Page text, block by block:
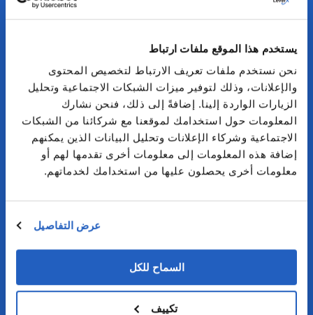
يستخدم هذا الموقع ملفات ارتباط
نحن نستخدم ملفات تعريف الارتباط لتخصيص المحتوى
والإعلانات، وذلك لتوفير ميزات الشبكات الاجتماعية وتحليل
الزيارات الواردة إلينا. إضافةً إلى ذلك، فنحن نشارك
المعلومات حول استخدامك لموقعنا مع شركائنا من الشبكات
الاجتماعية وشركاء الإعلانات وتحليل البيانات الذين يمكنهم
إضافة هذه المعلومات إلى معلومات أخرى تقدمها لهم أو
معلومات أخرى يحصلون عليها من استخدامك لخدماتهم.
عرض التفاصيل
السماح للكل
تكييف
تعمل LeverX وفقًا للمعايير الدولية مثل ISO 9001 وISO
والجودة في كل مشروع.
المرونة
فريقنا متاح على مدار الساعة طوال أيام الأسبوع، مما
يمكننا من تنفيذ المشاريع بسرعة، والحفاظ على شفافية
العمليات، وتكييف كل مرحلة من مراحل التطوير لتلبية
متطلباتكم الخاصة.
خارطة طريق الانتقال من SAP SRM إلى
SAP Ariba
1